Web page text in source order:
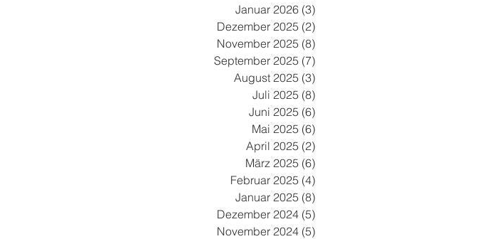
Januar 2026 (3)
Dezember 2025 (2)
November 2025 (8)
September 2025 (7)
August 2025 (3)
Juli 2025 (8)
Juni 2025 (6)
Mai 2025 (6)
April 2025 (2)
März 2025 (6)
Februar 2025 (4)
Januar 2025 (8)
Dezember 2024 (5)
November 2024 (5)